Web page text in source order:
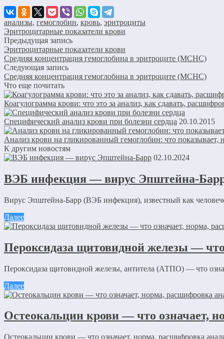
анализы, гемоглобин, кровь, эритроциты
Эритроцитарные показатели крови
Предыдущая запись
Эритроцитарные показатели крови
Средняя концентрация гемоглобина в эритроците (МСНС)
Следующая запись
Средняя концентрация гемоглобина в эритроците (МСНС)
Что еще почитать
Коагулограмма крови: что это за анализ, как сдавать,
Специфический анализ крови при болезни сердца 20.10.2015
Анализ крови на гликированный гемоглобин: что
К другим новостям
02.10.2024
ВЭБ инфекция — вирус Эпштейна-
Вирус Эпштейна-Барр (ВЭБ инфекция), известный как
Далее
Пероксидаза щитовидной железы —
Пероксидаза щитовидной железы, антитела (АТПО) — что
Далее
Остеокальцин крови — что означает,
Остеокальцин крови — что означает, норма, расшифровка